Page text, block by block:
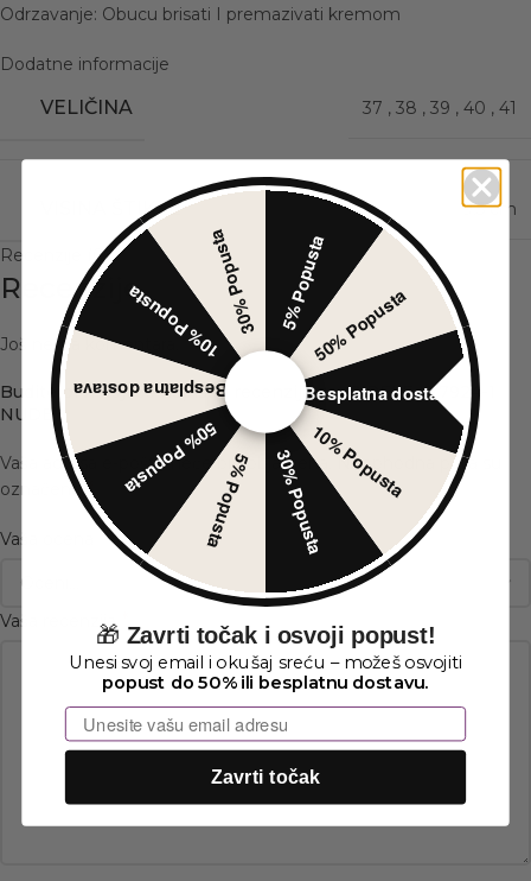
Odrzavanje: Obucu brisati I premazivati kremom
Dodatne informacije
VELIČINA 37 , 38 , 39 , 40 , 41
VISINA ŠTIKLE 9.5 cm
Recenzije (0)
Recenzije
Još nema komentara.
Budite prvi koji će napisati recenziju za „CIPELE LY7924-1
NUDE“
Vaša adresa e-pošte neće biti objavljena.
Neophodna polja su
označena*
Vaša ocena *
Vaša recenzija
5% Popusta50% Popusta
Besplatna dostava
10% Popusta
30% Popusta
5% Popusta
50% Popusta
Besplatna dostava
10% Popusta30% Popusta
🎁 Zavrti točak i osvoji popust!
Unesi svoj email i okušaj sreću – možeš osvojiti
popust do 50% ili besplatnu dostavu.
Email
Zavrti točak